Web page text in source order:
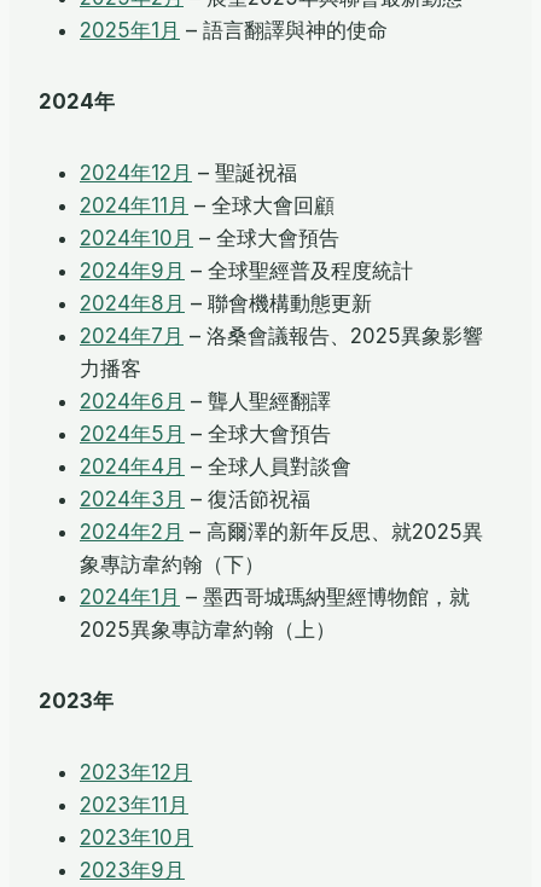
2025年1月 – 語言翻譯與神的使命
2024年
2024年12月 – 聖誕祝福
2024年11月 – 全球大會回顧
2024年10月 – 全球大會預告
2024年9月 – 全球聖經普及程度統計
2024年8月 – 聯會機構動態更新
2024年7月 – 洛桑會議報告、2025異象影響
力播客
2024年6月 – 聾人聖經翻譯
2024年5月 – 全球大會預告
2024年4月 – 全球人員對談會
2024年3月 – 復活節祝福
2024年2月 – 高爾澤的新年反思、就2025異
象專訪韋約翰（下）
2024年1月 – 墨西哥城瑪納聖經博物館，就
2025異象專訪韋約翰（上）
2023年
2023年12月
2023年11月
2023年10月
2023年9月